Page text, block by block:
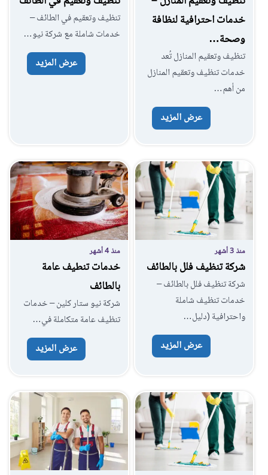
خدمات احترافية لنظافة
وصحة…
تنظيف وتعقيم المنازل تُعد
خدمات تنظيف وتعقيم المنازل
من أهم…
عرض المزيد
تنظيف وتعقيم في الطائف –
خدمات شاملة مع شركة نيو…
عرض المزيد
منذ 3 أشهر
شركة تنظيف فلل بالطائف
شركة تنظيف فلل بالطائف –
خدمات تنظيف شاملة
واحترافية (دليل…
عرض المزيد
منذ 4 أشهر
خدمات تنطيف عامة
بالطائف
شركة نيو ستار كلين – خدمات
تنظيف عامة متكاملة في…
عرض المزيد